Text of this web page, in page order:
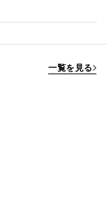
一覧を見る